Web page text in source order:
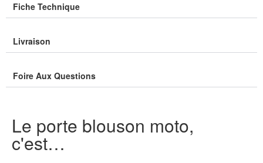
Fiche Technique
Livraison
Foire Aux Questions
Le porte blouson moto,
c'est…